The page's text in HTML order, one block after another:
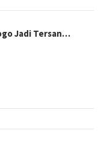
Jadi Tersan…